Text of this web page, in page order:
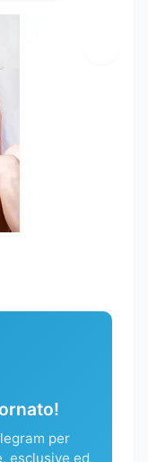
per
esclusive ed